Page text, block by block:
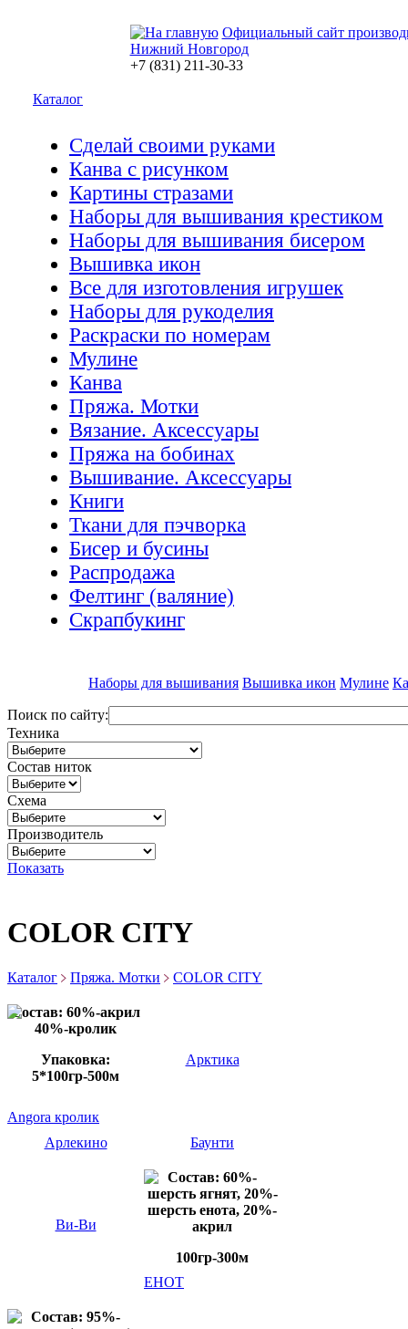
Официальный сайт
Нижний Новгород
+7 (831) 211-30-33
Каталог
Сделай своими руками
Канва с рисунком
Картины стразами
Наборы для вышивания крестиком
Наборы для вышивания бисером
Вышивка икон
Все для изготовления игрушек
Наборы для рукоделия
Раскраски по номерам
Мулине
Канва
Пряжа. Мотки
Вязание. Аксессуары
Пряжа на бобинах
Вышивание. Аксессуары
Книги
Ткани для пэчворка
Бисер и бусины
Распродажа
Фелтинг (валяние)
Скрапбукинг
Наборы для вышивания Вышивка икон Мулине
Поиск по сайту:
Техника
Состав ниток
Схема
Производитель
Показать
COLOR CITY
Каталог Пряжа. Мотки COLOR CITY
Состав: 60%-акрил
40%-кролик
Упаковка:
5*100гр-500м
Angora кролик
Арктика
Арлекино Баунти
Ви-Ви
Состав: 60%-
шерсть ягнят, 20%-
шерсть енота, 20%-
акрил
100гр-300м
ЕНОТ
Состав: 95%-